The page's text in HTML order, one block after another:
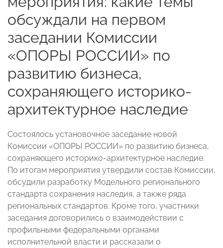
обсуждали на первом
заседании Комиссии
«ОПОРЫ РОССИИ» по
развитию бизнеса,
сохраняющего историко-
архитектурное наследие
Состоялось установочное заседание новой
Комиссии «ОПОРЫ РОССИИ» по развитию бизнеса,
сохраняющего историко-архитектурное наследие.
По итогам мероприятия утвердили состав Комиссии,
обсудили разработку Модельного регионального
стандарта сохранения наследия, а также ряда
региональных стандартов. Кроме того, участники
заседания договорились о взаимодействии с
профильными федеральными органами
исполнительной власти и рассказали о